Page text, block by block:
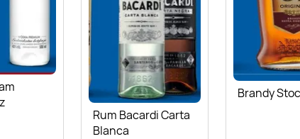
Rum Bacardi Carta
Blanca
Brandy